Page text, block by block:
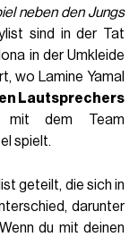
neben den Jungs
sind in der Tat
in der Umkleide
wo Lamine Yamal
Lautsprechers
mit dem Team
spielt.
geteilt, die sich in
darunter
du mit deinen